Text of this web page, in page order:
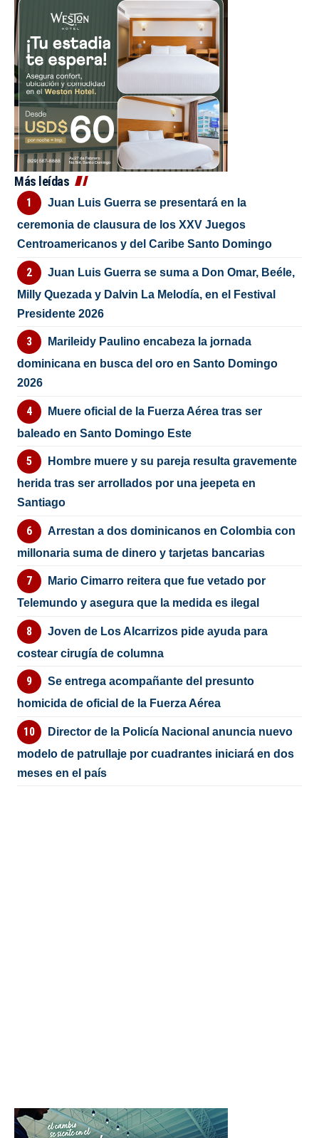
Más leídas
Juan Luis Guerra se presentará en la
ceremonia de clausura de los XXV Juegos
Centroamericanos y del Caribe Santo Domingo
Juan Luis Guerra se suma a Don Omar, Beéle,
Milly Quezada y Dalvin La Melodía, en el Festival
Presidente 2026
Marileidy Paulino encabeza la jornada
dominicana en busca del oro en Santo Domingo
2026
Muere oficial de la Fuerza Aérea tras ser
baleado en Santo Domingo Este
Hombre muere y su pareja resulta gravemente
herida tras ser arrollados por una jeepeta en
Santiago
Arrestan a dos dominicanos en Colombia con
millonaria suma de dinero y tarjetas bancarias
Mario Cimarro reitera que fue vetado por
Telemundo y asegura que la medida es ilegal
Joven de Los Alcarrizos pide ayuda para
costear cirugía de columna
Se entrega acompañante del presunto
homicida de oficial de la Fuerza Aérea
Director de la Policía Nacional anuncia nuevo
modelo de patrullaje por cuadrantes iniciará en dos
meses en el país